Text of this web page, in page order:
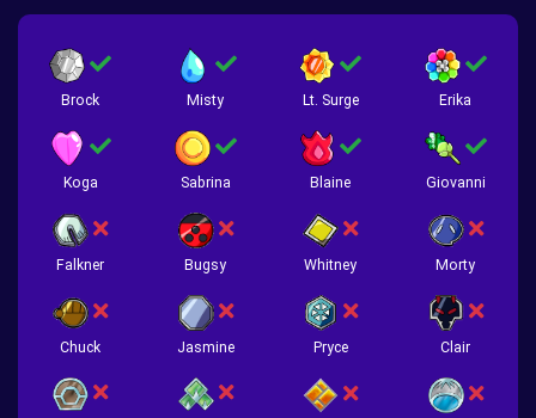
Brock Misty Lt. Surge Erika
Koga Sabrina Blaine Giovanni
Falkner Bugsy Whitney Morty
Chuck Jasmine Pryce Clair